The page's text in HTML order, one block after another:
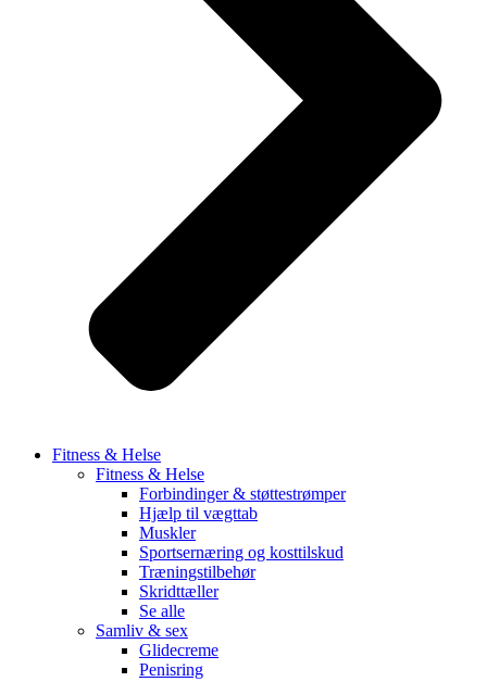
Fitness & Helse
Fitness & Helse
Forbindinger & støttestrømper
Hjælp til vægttab
Muskler
Sportsernæring og kosttilskud
Træningstilbehør
Skridttæller
Se alle
Samliv & sex
Glidecreme
Penisring